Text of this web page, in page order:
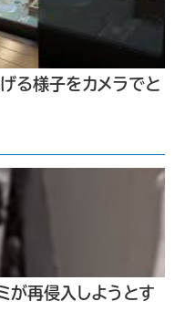
る様子をカメラでと
が再侵入しようとす